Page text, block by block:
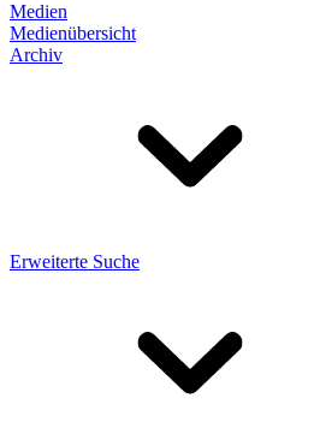
Medien
Medienübersicht
Archiv
Erweiterte Suche